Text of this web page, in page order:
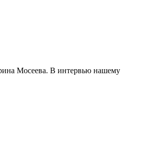
Мосеева. В интервью нашему